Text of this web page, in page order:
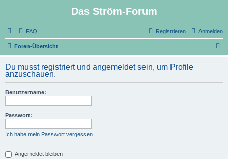
Das Ström-Forum
FAQ Anmelden
Registrieren
Foren-Übersicht
h
Du musst registriert und angemeldet sein, um Profile
anzuschauen.
Benutzername:
Passwort:
Ich habe mein Passwort vergessen
Angemeldet bleiben